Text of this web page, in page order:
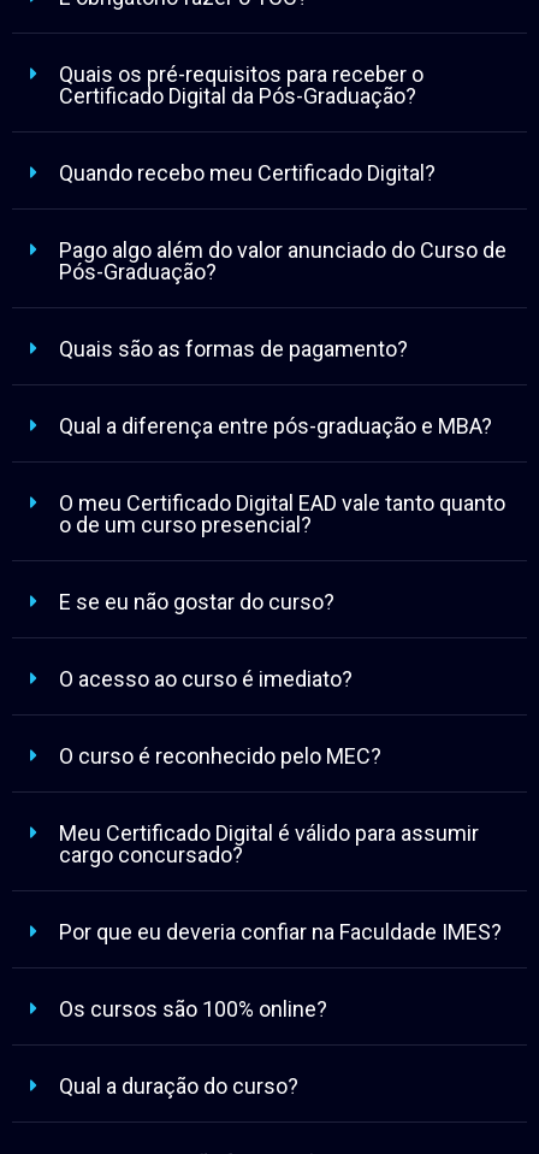
Quais os pré-requisitos para receber o
Certificado Digital da Pós-Graduação?
Quando recebo meu Certificado Digital?
Pago algo além do valor anunciado do Curso de
Pós-Graduação?
Quais são as formas de pagamento?
Qual a diferença entre pós-graduação e MBA?
O meu Certificado Digital EAD vale tanto quanto
o de um curso presencial?
E se eu não gostar do curso?
O acesso ao curso é imediato?
O curso é reconhecido pelo MEC?
Meu Certificado Digital é válido para assumir
cargo concursado?
Por que eu deveria confiar na Faculdade IMES?
Os cursos são 100% online?
Qual a duração do curso?
E as provas? São feitas online?